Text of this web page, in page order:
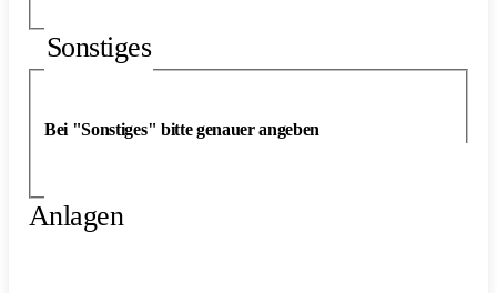
Sonstiges
Bei "Sonstiges" bitte genauer angeben
Anlagen